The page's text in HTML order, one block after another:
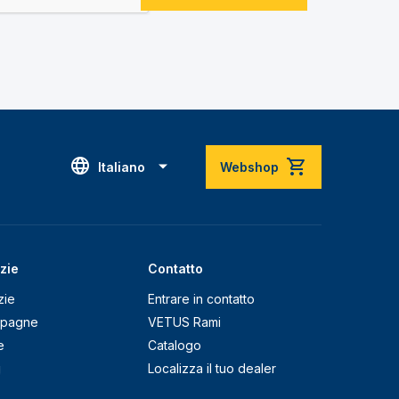
Italiano Webshop
Contatto
Entrare in contatto
VETUS Rami
Catalogo
Localizza il tuo dealer